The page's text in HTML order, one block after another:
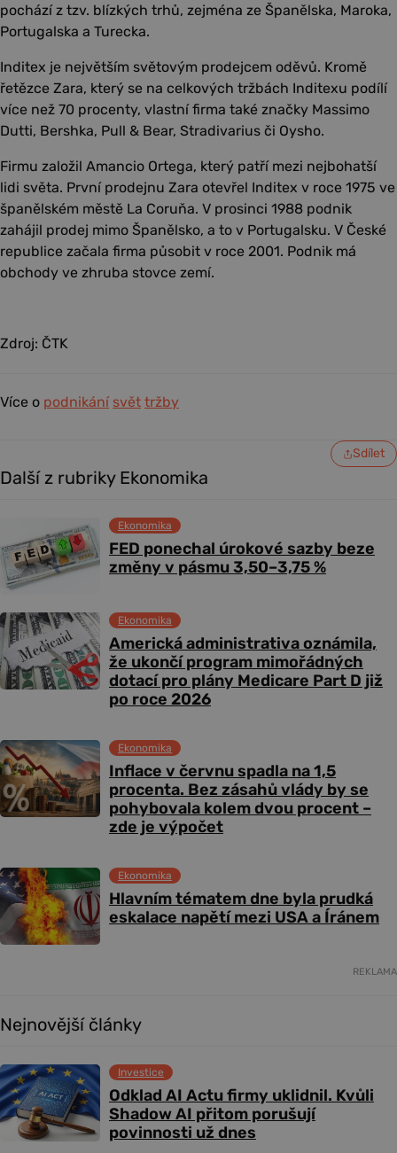
pochází z tzv. blízkých trhů, zejména ze Španělska, Maroka,
Portugalska a Turecka.
Inditex je největším světovým prodejcem oděvů. Kromě
řetězce Zara, který se na celkových tržbách Inditexu podílí
více než 70 procenty, vlastní firma také značky Massimo
Dutti, Bershka, Pull & Bear, Stradivarius či Oysho.
Firmu založil Amancio Ortega, který patří mezi nejbohatší
lidi světa. První prodejnu Zara otevřel Inditex v roce 1975 ve
španělském městě La Coruňa. V prosinci 1988 podnik
zahájil prodej mimo Španělsko, a to v Portugalsku. V České
republice začala firma působit v roce 2001. Podnik má
obchody ve zhruba stovce zemí.
Zdroj: ČTK
Více o podnikání svět tržby
Sdílet
Další z rubriky Ekonomika
FED ponechal úrokové sazby beze
změny v pásmu 3,50–3,75 %
Ekonomika
Americká administrativa oznámila,
že ukončí program mimořádných
dotací pro plány Medicare Part D již
po roce 2026
Ekonomika
Inflace v červnu spadla na 1,5
procenta. Bez zásahů vlády by se
pohybovala kolem dvou procent –
zde je výpočet
Ekonomika
Hlavním tématem dne byla prudká
eskalace napětí mezi USA a Íránem
Ekonomika
REKLAMA
Nejnovější články
Odklad AI Actu firmy uklidnil. Kvůli
Shadow AI přitom porušují
povinnosti už dnes
Investice